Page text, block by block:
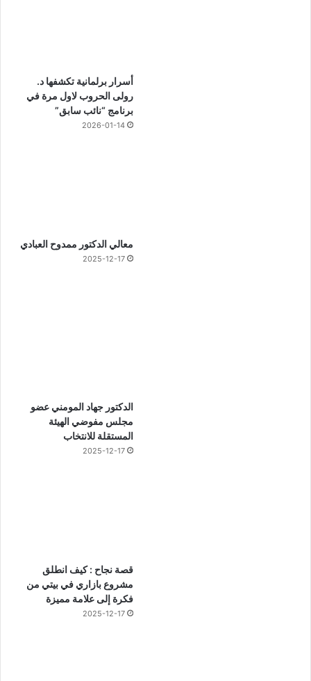
أسرار برلمانية تكشفها د.
رولى الحروب لاول مرة في
برنامج “نائب سابق”
2026-01-14
معالي الدكتور ممدوح العبادي
2025-12-17
الدكتور جهاد المومني عضو
مجلس مفوضي الهيئة
المستقلة للانتخاب
2025-12-17
قصة نجاح : كيف انطلق
مشروع بازاري في بيتي من
فكرة إلى علامة مميزة
2025-12-17